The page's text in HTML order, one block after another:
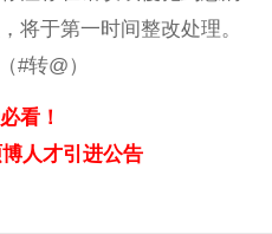
将于第一时间整改处理。
#转@）
看！
人才引进公告